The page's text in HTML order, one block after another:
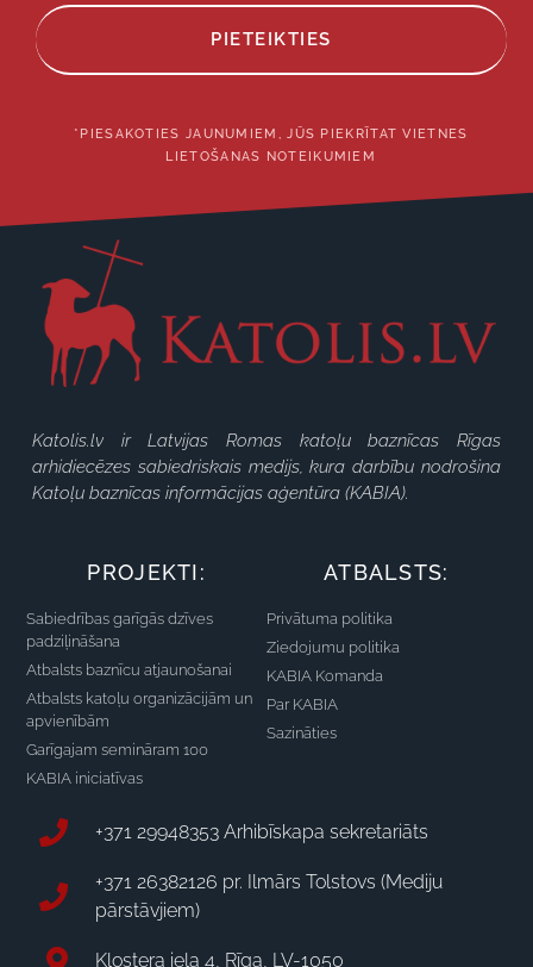
PIETEIKTIES
*PIESAKOTIES JAUNUMIEM, JŪS PIEKRĪTAT VIETNES
LIETOŠANAS NOTEIKUMIEM
Katolis.lv ir Latvijas Romas katoļu baznīcas Rīgas
arhidiecēzes sabiedriskais medijs, kura darbību nodrošina
Katoļu baznīcas informācijas aģentūra (KABIA).
PROJEKTI:
Sabiedrības garīgās dzīves
padziļināšana
Atbalsts baznīcu atjaunošanai
Atbalsts katoļu organizācijām un
apvienībām
Garīgajam semināram 100
KABIA iniciatīvas
ATBALSTS:
Privātuma politika
Ziedojumu politika
KABIA Komanda
Par KABIA
Sazināties
+371 29948353 Arhibīskapa sekretariāts
+371 26382126 pr. Ilmārs Tolstovs (Mediju
pārstāvjiem)
Klostera iela 4, Rīga, LV-1050